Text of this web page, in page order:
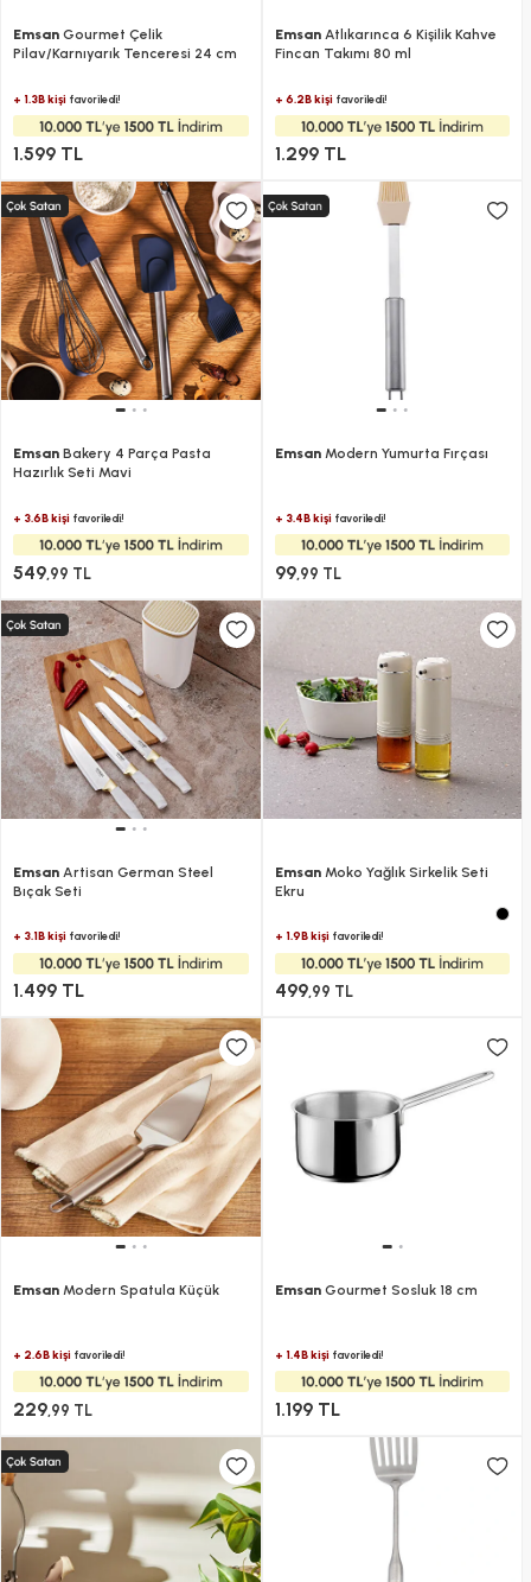
Emsan Gourmet Çelik
Pilav/Karnıyarık Tenceresi 24 cm
+ 1.3B kişi favoriledi!
1.599 TL
EmsanAtlıkarınca 6 Kişilik Kahve
Fincan Takımı 80 ml
+ 6.2B kişifavoriledi!
1.299 TL
Emsan Bakery 4 Parça Pasta
Hazırlık Seti Mavi
+ 3.6B kişi favoriledi!
549,99 TL
EmsanModern Yumurta Fırçası
+ 3.4B kişifavoriledi!
99,99 TL
Emsan Artisan German Steel
Bıçak Seti
+ 3.1B kişi favoriledi!
1.499 TL
EmsanMoko Yağlık Sirkelik Seti
Ekru
+ 1.9B kişifavoriledi!
499,99 TL
Emsan Modern Spatula Küçük
+ 2.6B kişi favoriledi!
229,99 TL
EmsanGourmet Sosluk 18 cm
+ 1.4B kişifavoriledi!
1.199 TL